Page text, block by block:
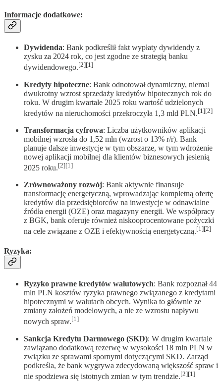
Informacje dodatkowe:
Dywidenda: Bank podkreślił fakt wypłaty dywidendy z
zysku za 2024 rok, co jest zgodne ze strategią banku
dywidendowego.[2][1]
Kredyty hipoteczne: Bank odnotował dynamiczny, niemal
dwukrotny wzrost sprzedaży kredytów hipotecznych rok do
roku. W drugim kwartale 2025 roku wartość udzielonych
kredytów na nieruchomości przekroczyła 1,3 mld PLN.[1][2]
Transformacja cyfrowa: Liczba użytkowników aplikacji
mobilnej wzrosła do 1,52 mln (wzrost o 13% r/r). Bank
planuje dalsze inwestycje w tym obszarze, w tym wdrożenie
nowej aplikacji mobilnej dla klientów biznesowych jesienią
2025 roku.[2][1]
Zrównoważony rozwój: Bank aktywnie finansuje
transformację energetyczną, wprowadzając kompletną ofertę
kredytów dla przedsiębiorców na inwestycje w odnawialne
źródła energii (OZE) oraz magazyny energii. We współpracy
z BGK, bank oferuje również niskooprocentowane pożyczki
na cele związane z OZE i efektywnością energetyczną.[1][2]
Ryzyka:
Ryzyko prawne kredytów walutowych: Bank rozpoznał 44
mln PLN kosztów ryzyka prawnego związanego z kredytami
hipotecznymi w walutach obcych. Wynika to głównie ze
zmiany założeń modelowych, a nie ze wzrostu napływu
nowych spraw.[1]
Sankcja Kredytu Darmowego (SKD): W drugim kwartale
zawiązano dodatkową rezerwę w wysokości 18 mln PLN w
związku ze sprawami spornymi dotyczącymi SKD. Zarząd
podkreśla, że bank wygrywa zdecydowaną większość spraw i
nie spodziewa się istotnych zmian w tym trendzie.[2][1]